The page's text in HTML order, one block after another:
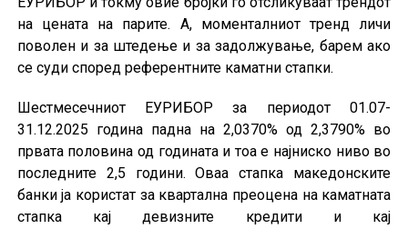
на цената на парите. А, моменталниот тренд личи
поволен и за штедење и за задолжување, барем ако
се суди според референтните каматни стапки.
Шестмесечниот ЕУРИБОР за периодот 01.07-
31.12.2025 година падна на 2,0370% од 2,3790% во
првата половина од годината и тоа е најниско ниво во
последните 2,5 години. Оваа стапка македонските
банки ја користат за квартална преоцена на каматната
стапка кај девизните кредити и кај